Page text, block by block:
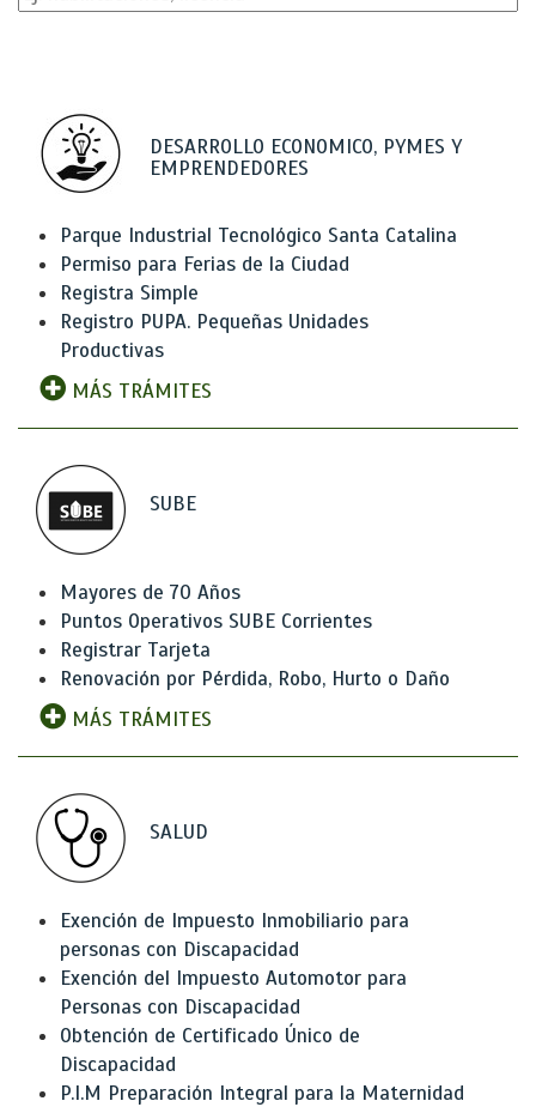
DESARROLLO ECONOMICO, PYMES Y
EMPRENDEDORES
Parque Industrial Tecnológico Santa Catalina
Permiso para Ferias de la Ciudad
Registra Simple
Registro PUPA. Pequeñas Unidades
Productivas
MÁS TRÁMITES
SUBE
Mayores de 70 Años
Puntos Operativos SUBE Corrientes
Registrar Tarjeta
Renovación por Pérdida, Robo, Hurto o Daño
MÁS TRÁMITES
SALUD
Exención de Impuesto Inmobiliario para
personas con Discapacidad
Exención del Impuesto Automotor para
Personas con Discapacidad
Obtención de Certificado Único de
Discapacidad
P.I.M Preparación Integral para la Maternidad